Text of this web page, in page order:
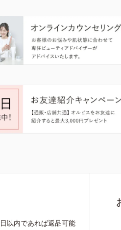
以内であれば返品可能